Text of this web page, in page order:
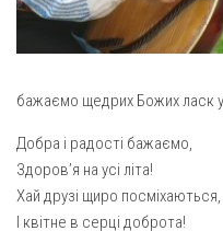
Пресвятої
Всіх Святих
Свято-
Благовіщення
Введення у храм
бажаємо щедрих Божих ласк у
Добра і радості бажаємо,
Здоров’я на усі літа!
Хай друзі щиро посміхаються,
І квітне в серці доброта!